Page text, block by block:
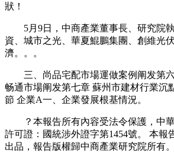
狀！
5月9日，中商產業董事長、研究院執
資、城市之光、華夏鯤鵬集團、創維光
濟。。。
三、尚品宅配市場運做案例阐发第六
畅通市場阐发第七章 蘇州市建材行業沉
節 企業A一、企業發展根基情況。
？本報告所有內容受法令保護，中華
許可證：國統涉外證字第1454號。 本報
出品，報告版權歸中商產業研究院所有